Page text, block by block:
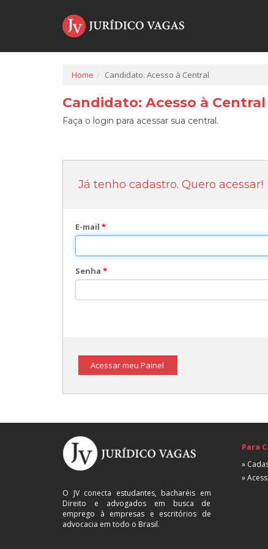
Home Candidato: Acesso à Central
Candidato: Acesso à Central
Faça o login para acessar sua central.
Já tenho cadastro. Quero acessar!
E-mail *
Senha *
Acessar meu Painel
O JV conecta estudantes, bacharéis em
Direito e advogados em busca de
emprego à empresas e escritórios de
advocacia em todo o Brasil.
Para
»
»